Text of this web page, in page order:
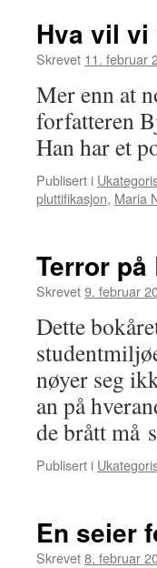
Hva vil
Skrevet 11. februar
Mer enn at
forfatteren
Han har et
Publisert i
pluttifikasjon, Maria
Terror
Skrevet9. februar
Dette
nøyer seg
an på
de brått må
Publisert i
En seier
Skrevet8. februar